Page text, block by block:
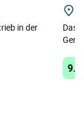
in der
Das